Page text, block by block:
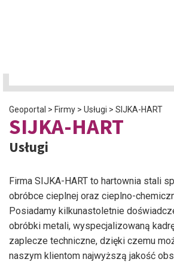
Geoportal > Firmy > Usługi > SIJKA-HART
SIJKA-HART
Usługi
Firma SIJKA-HART to hartownia stali
obróbce cieplnej oraz cieplno-
Posiadamy kilkunastoletnie
obróbki metali, wyspecjalizowaną
zaplecze techniczne, dzięki czemu
naszym klientom najwyższą jakość